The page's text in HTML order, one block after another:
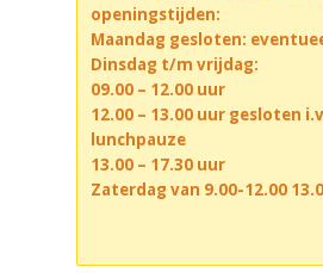
openingstijden:
Maandag gesloten:
Dinsdag t/m vrijdag:
09.00 – 12.00 uur
12.00 – 13.00 uur gesloten
lunchpauze
13.00 – 17.30 uur
Zaterdag van 9.00-12.00